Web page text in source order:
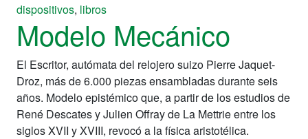
dispositivos, libros
Modelo Mecánico
El Escritor, autómata del relojero suizo Pierre Jaquet-
Droz, más de 6.000 piezas ensambladas durante seis
años. Modelo epistémico que, a partir de los estudios de
René Descates y Julien Offray de La Mettrie entre los
siglos XVII y XVIII, revocó a la física aristotélica.